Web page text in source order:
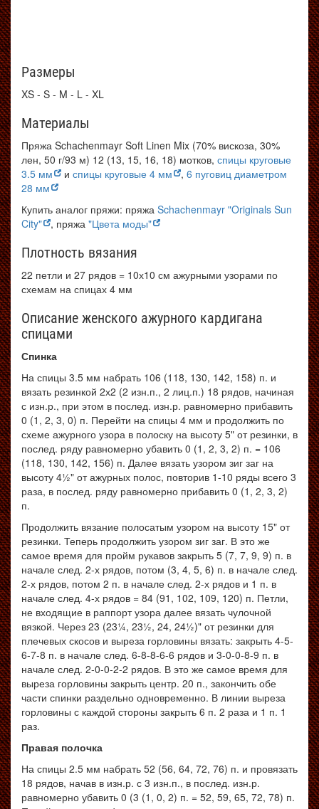
Размеры
XS - S - M - L - XL
Материалы
Пряжа Schachenmayr Soft Linen Mix (70% вискоза, 30%
лен, 50 г/93 м) 12 (13, 15, 16, 18) мотков, спицы круговые
3.5 мм
и спицы круговые 4 мм , 6 пуговиц диаметром
28 мм
Купить аналог пряжи: пряжа Schachenmayr "Originals Sun
City"
, пряжа "Цвета моды"
Плотность вязания
22 петли и 27 рядов = 10х10 см ажурными узорами по
схемам на спицах 4 мм
Описание женского ажурного кардигана
спицами
Спинка
На спицы 3.5 мм набрать 106 (118, 130, 142, 158) п. и
вязать резинкой 2х2 (2 изн.п., 2 лиц.п.) 18 рядов, начиная
с изн.р., при этом в послед. изн.р. равномерно прибавить
0 (1, 2, 3, 0) п. Перейти на спицы 4 мм и продолжить по
схеме ажурного узора в полоску на высоту 5" от резинки, в
послед. ряду равномерно убавить 0 (1, 2, 3, 2) п. = 106
(118, 130, 142, 156) п. Далее вязать узором зиг заг на
высоту 4½" от ажурных полос, повторив 1-10 ряды всего 3
раза, в послед. ряду равномерно прибавить 0 (1, 2, 3, 2)
п.
Продолжить вязание полосатым узором на высоту 15" от
резинки. Теперь продолжить узором зиг заг. В это же
самое время для пройм рукавов закрыть 5 (7, 7, 9, 9) п. в
начале след. 2-х рядов, потом (3, 4, 5, 6) п. в начале след.
2-х рядов, потом 2 п. в начале след. 2-х рядов и 1 п. в
начале след. 4-х рядов = 84 (91, 102, 109, 120) п. Петли,
не входящие в раппорт узора далее вязать чулочной
вязкой. Через 23 (23¼, 23½, 24, 24½)" от резинки для
плечевых скосов и выреза горловины вязать: закрыть 4-5-
6-7-8 п. в начале след. 6-8-8-6-6 рядов и 3-0-0-8-9 п. в
начале след. 2-0-0-2-2 рядов. В это же самое время для
выреза горловины закрыть центр. 20 п., закончить обе
части спинки раздельно одновременно. В линии выреза
горловины с каждой стороны закрыть 6 п. 2 раза и 1 п. 1
раз.
Правая полочка
На спицы 2.5 мм набрать 52 (56, 64, 72, 76) п. и провязать
18 рядов, начав в изн.р. с 3 изн.п., в послед. изн.р.
равномерно убавить 0 (3 (1, 0, 2) п. = 52, 59, 65, 72, 78) п.